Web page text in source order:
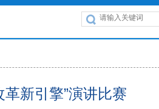
新引擎”演讲比赛